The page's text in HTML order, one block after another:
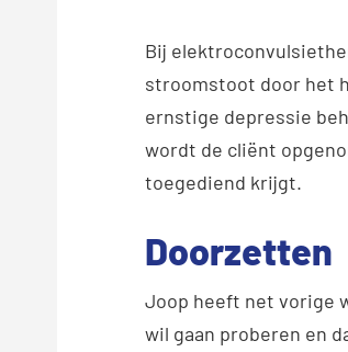
Bij
stroomstoot door het
ernstige depressie
wordt de cliënt
toegediend krijgt.
Doorzetten
Joop heeft net vorige
wil gaan proberen en